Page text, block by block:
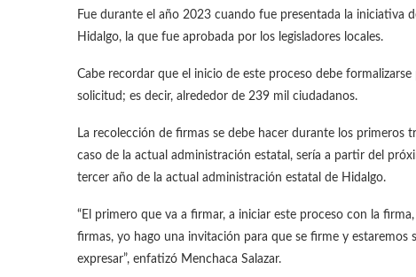
Fue durante el año 2023 cuando fue presentada la iniciativa
Hidalgo, la que fue aprobada por los legisladores locales.
Cabe recordar que el inicio de este proceso debe
solicitud; es decir, alrededor de 239 mil ciudadanos.
La recolección de firmas se debe hacer durante los primeros
caso de la actual administración estatal, sería a partir del
tercer año de la actual administración estatal de Hidalgo.
“El primero que va a firmar, a iniciar este proceso con la
firmas, yo hago una invitación para que se firme y estaremos
expresar”, enfatizó Menchaca Salazar.